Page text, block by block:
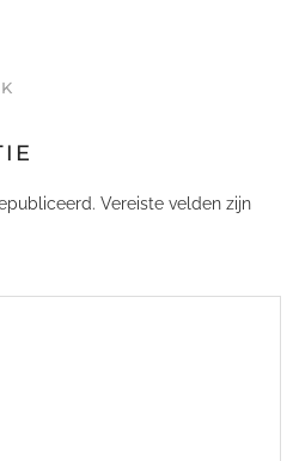
Vereiste velden zijn